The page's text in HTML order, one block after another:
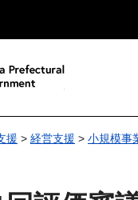
援 > 経営支援 > 小規模事